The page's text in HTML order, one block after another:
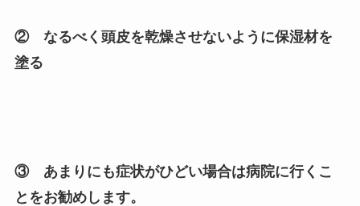
② なるべく頭皮を乾燥させないように保湿材を
塗る
③ あまりにも症状がひどい場合は病院に行くこ
とをお勧めします。